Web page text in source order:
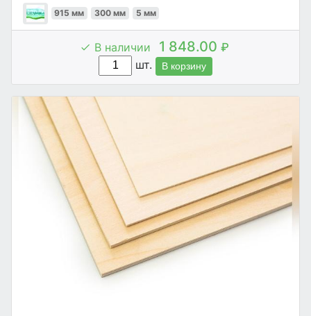
915 мм 300 мм 5 мм
В наличии 1 848.00 ₽
шт.
В корзину